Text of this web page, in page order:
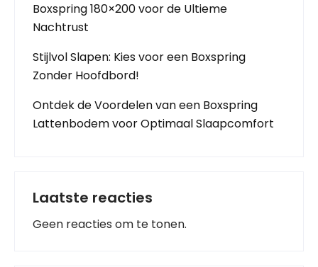
Boxspring 180×200 voor de Ultieme
Nachtrust
Stijlvol Slapen: Kies voor een Boxspring
Zonder Hoofdbord!
Ontdek de Voordelen van een Boxspring
Lattenbodem voor Optimaal Slaapcomfort
Laatste reacties
Geen reacties om te tonen.